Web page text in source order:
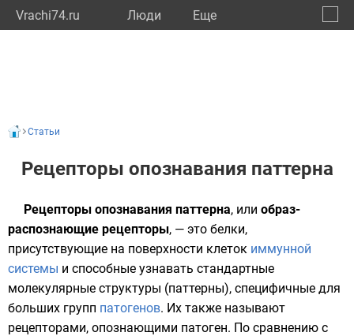
Vrachi74.ru Люди Eще
Статьи
Рецепторы опознавания паттерна
Рецепторы опознавания паттерна, или образ-
распознающие рецепторы, — это белки,
присутствующие на поверхности клеток иммунной
системы и способные узнавать стандартные
молекулярные структуры (паттерны), специфичные для
больших групп патогенов. Их также называют
рецепторами, опознающими патоген. По сравнению с